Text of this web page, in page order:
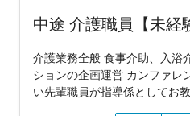
中途 介護職員【未経
介護業務全般 食事介助、入浴
ションの企画運営 カンファレ
い先輩職員が指導係としてお